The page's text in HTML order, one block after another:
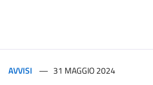
AVVISI 31 MAGGIO 2024